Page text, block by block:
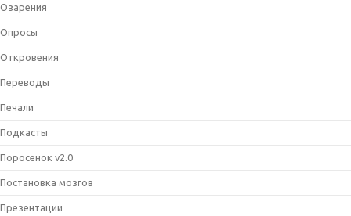
Озарения
Опросы
Откровения
Переводы
Печали
Подкасты
Поросенок v2.0
Постановка мозгов
Презентации